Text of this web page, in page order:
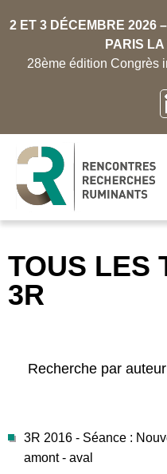
2 ET 3 DÉCEMBRE 2026
PARIS
28ème édition Congrès
TOUS LES
3R
Recherche par
3R 2016 - Séance :
amont - aval